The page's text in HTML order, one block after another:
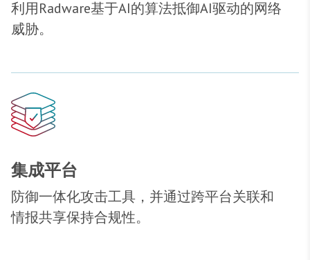
利用Radware基于AI的算法抵御AI驱动的网络
威胁。
集成平台
防御一体化攻击工具，并通过跨平台关联和
情报共享保持合规性。